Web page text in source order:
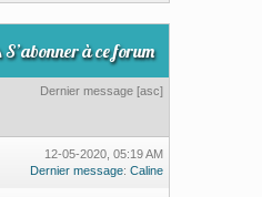
S’abonner à ce forum
Dernier message [asc]
12-05-2020, 05:19 AM
Dernier message: Caline